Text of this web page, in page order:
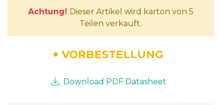
Achtung! Dieser Artikel wird karton von 5
Teilen verkauft.
VORBESTELLUNG
Download PDF Datasheet